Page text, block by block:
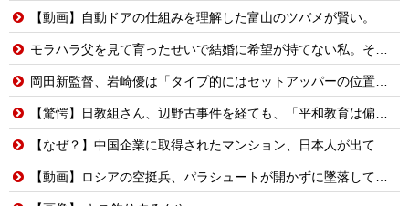
【動画】自動ドアの仕組みを理解した富山のツバメが賢い。
モラハラ父を見て育ったせいで結婚に希望が持てない私。それなのに長男から結婚を急かされてしまい…
岡田新監督、岩崎優は「タイプ的にはセットアッパーの位置が一番合うてる」←おーん
【驚愕】日教組さん、辺野古事件を経ても、「平和教育は偏っていない!」
【なぜ？】中国企業に取得されたマンション、日本人が出ていきネパール人で埋まる
【動画】ロシアの空挺兵、パラシュートが開かずに墜落してしまう。